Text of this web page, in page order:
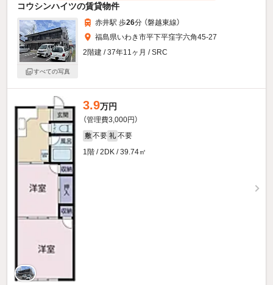
コウシンハイツの賃貸物件
すべての写真
赤井駅 歩26分 （磐越東線）
福島県いわき市平下平窪字六角45-27
2階建 / 37年11ヶ月 / SRC
3.9万円
（管理費3,000円）
敷 不要 礼 不要
1階 / 2DK / 39.74㎡